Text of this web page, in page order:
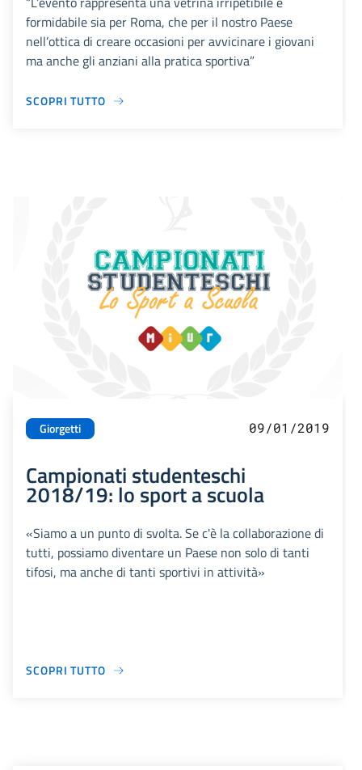
formidabile sia per Roma, che per il nostro Paese
nell’ottica di creare occasioni per avvicinare i giovani
ma anche gli anziani alla pratica sportiva”
SCOPRI TUTTO
Giorgetti 09/01/2019
Campionati studenteschi
2018/19: lo sport a scuola
«Siamo a un punto di svolta. Se c'è la collaborazione di
tutti, possiamo diventare un Paese non solo di tanti
tifosi, ma anche di tanti sportivi in attività»
SCOPRI TUTTO